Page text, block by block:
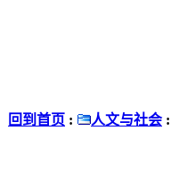
回到首页 : 人文与社会 :